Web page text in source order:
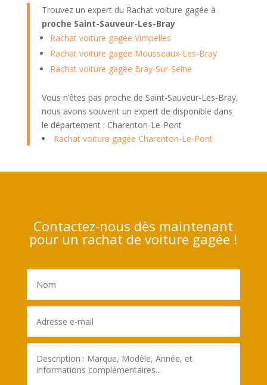
Trouvez un expert du Rachat voiture gagée à
proche Saint-Sauveur-Les-Bray
Rachat voiture gagée Vimpelles
Rachat voiture gagée Mousseaux-Les-Bray
Rachat voiture gagée Bray-Sur-Seine
Vous n’êtes pas proche de Saint-Sauveur-Les-Bray,
nous avons souvent un expert de disponible dans
le département : Charenton-Le-Pont
Rachat voiture gagée Charenton-Le-Pont
Contactez-nous dès maintenant
pour un rachat de voiture gagée !